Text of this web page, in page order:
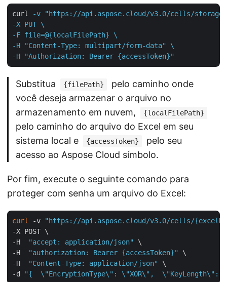
curl
-v "https://api.aspose.cloud/v3.0/cells/
-X PUT \
-F file=@{localFilePath} \
-H "Content-Type: multipart/form-data" \
-H "Authorization: Bearer {accessToken}"
Substitua {filePath}
pelo caminho onde
você deseja armazenar o arquivo no
armazenamento em nuvem,
{localFilePath}
pelo caminho do arquivo do Excel em seu
sistema local e
{accessToken}
pelo seu
acesso ao Aspose Cloud símbolo.
Por fim, execute o seguinte comando para
proteger com senha um arquivo do Excel:
curl -v
"https://api.aspose.cloud/v3.0/cells/
-X POST \
-H
"accept: application/json"
\
-H
"authorization: Bearer {accessToken}"
\
-H
"Content-Type: application/json"
\
-d
"{  \"EncryptionType\": \"XOR\",  \"KeyLength\":